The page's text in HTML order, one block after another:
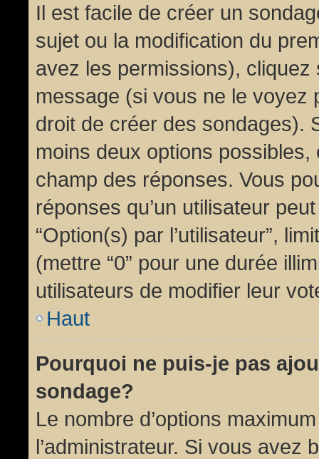
Il est facile de créer un
sujet ou la modification du
avez les permissions), cliquez
message (si vous ne le voyez
droit de créer des sondages).
moins deux options
champ des réponses. Vous
réponses qu’un utilisateur
“Option(s) par l’utilisateur”,
(mettre “0” pour une durée
utilisateurs de modifier leur
Haut
Pourquoi ne puis-je pas
sondage?
Le nombre d’options
l’administrateur. Si vous avez